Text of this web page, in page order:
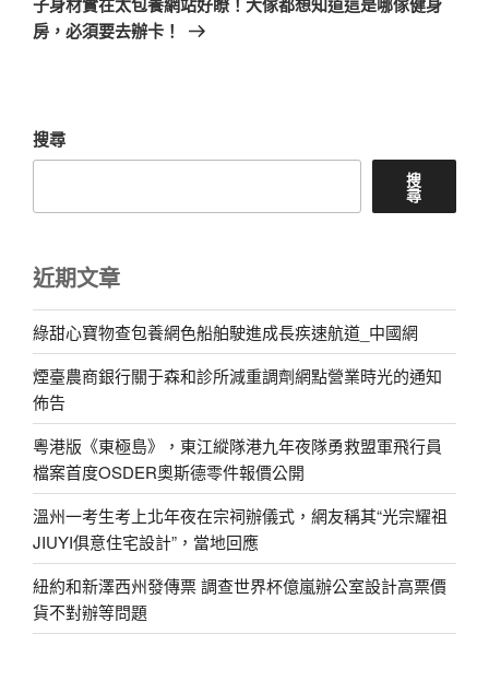
文
房，必須要去辦卡！
搜尋
搜
尋
近期文章
綠甜心寶物查包養網色船舶駛進成長疾速航道_中國網
煙臺農商銀行關于森和診所減重調劑網點營業時光的通知
佈告
粵港版《東極島》，東江縱隊港九年夜隊勇救盟軍飛行員
檔案首度OSDER奧斯德零件報價公開
溫州一考生考上北年夜在宗祠辦儀式，網友稱其“光宗耀祖
JIUYI俱意住宅設計”，當地回應
紐約和新澤西州發傳票 調查世界杯億嵐辦公室設計高票價
貨不對辦等問題